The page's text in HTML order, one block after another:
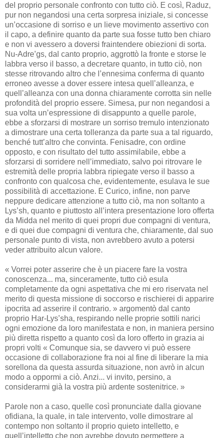
del proprio personale confronto con tutto ciò. E così, Raduz,
pur non negandosi una certa sorpresa iniziale, si concesse
un’occasione di sorriso e un lieve movimento assertivo con
il capo, a definire quanto da parte sua fosse tutto ben chiaro
e non vi avessero a doversi fraintendere obiezioni di sorta.
Nu-Adre’gs, dal canto proprio, aggrottò la fronte e storse le
labbra verso il basso, a decretare quanto, in tutto ciò, non
stesse ritrovando altro che l’ennesima conferma di quanto
erroneo avesse a dover essere intesa quell’alleanza, e
quell’alleanza con una donna chiaramente corrotta sin nelle
profondità del proprio essere. Simesa, pur non negandosi a
sua volta un’espressione di disappunto a quelle parole,
ebbe a sforzarsi di mostrare un sorriso tremulo intenzionato
a dimostrare una certa tolleranza da parte sua a tal riguardo,
benché tutt’altro che convinta. Fenisadre, con ordine
opposto, e con risultato del tutto assimilabile, ebbe a
sforzarsi di sorridere nell’immediato, salvo poi ritrovare le
estremità delle propria labbra ripiegate verso il basso a
confronto con qualcosa che, evidentemente, esulava le sue
possibilità di accettazione. E Curico, infine, non parve
neppure dedicare attenzione a tutto ciò, ma non soltanto a
Lys’sh, quanto e piuttosto all’intera presentazione loro offerta
da Midda nel merito di quei propri due compagni di ventura,
e di quei due compagni di ventura che, chiaramente, dal suo
personale punto di vista, non avrebbero avuto a potersi
veder attribuito alcun valore.
« Vorrei poter asserire che è un piacere fare la vostra
conoscenza... ma, sinceramente, tutto ciò esula
completamente da ogni aspettativa che mi ero riservata nel
merito di questa missione di soccorso e rischierei di apparire
ipocrita ad asserire il contrario. » argomentò dal canto
proprio Har-Lys’sha, respirando nelle proprie sottili narici
ogni emozione da loro manifestata e non, in maniera persino
più diretta rispetto a quanto così da loro offerto in grazia ai
propri volti « Comunque sia, se davvero vi può essere
occasione di collaborazione fra noi al fine di liberare la mia
sorellona da questa assurda situazione, non avrò in alcun
modo a oppormi a ciò. Anzi... vi invito, persino, a
considerarmi già la vostra più ardente sostenitrice. »
Parole non a caso, quelle così pronunciate dalla giovane
ofidiana, la quale, in tale intervento, volle dimostrare al
contempo non soltanto il proprio quieto intelletto, e
quell’intelletto che non avrebbe dovuto permettere a